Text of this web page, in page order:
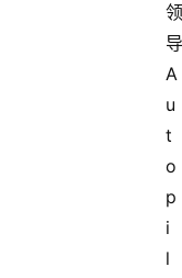
领
导
A
u
t
o
p
i
l